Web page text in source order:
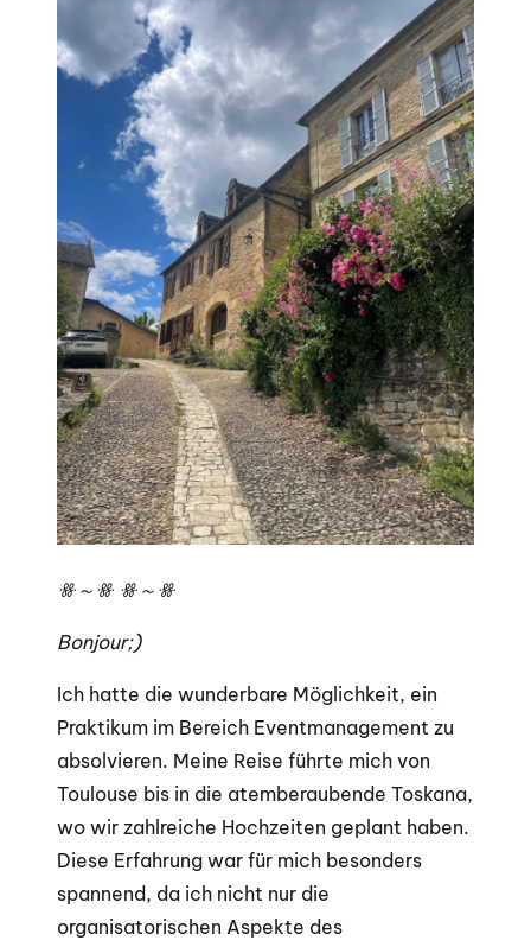
ꗥ～ꗥ ꗥ～ꗥ
Bonjour;)
Ich hatte die wunderbare Möglichkeit, ein
Praktikum im Bereich Eventmanagement zu
absolvieren. Meine Reise führte mich von
Toulouse bis in die atemberaubende Toskana,
wo wir zahlreiche Hochzeiten geplant haben.
Diese Erfahrung war für mich besonders
spannend, da ich nicht nur die
organisatorischen Aspekte des